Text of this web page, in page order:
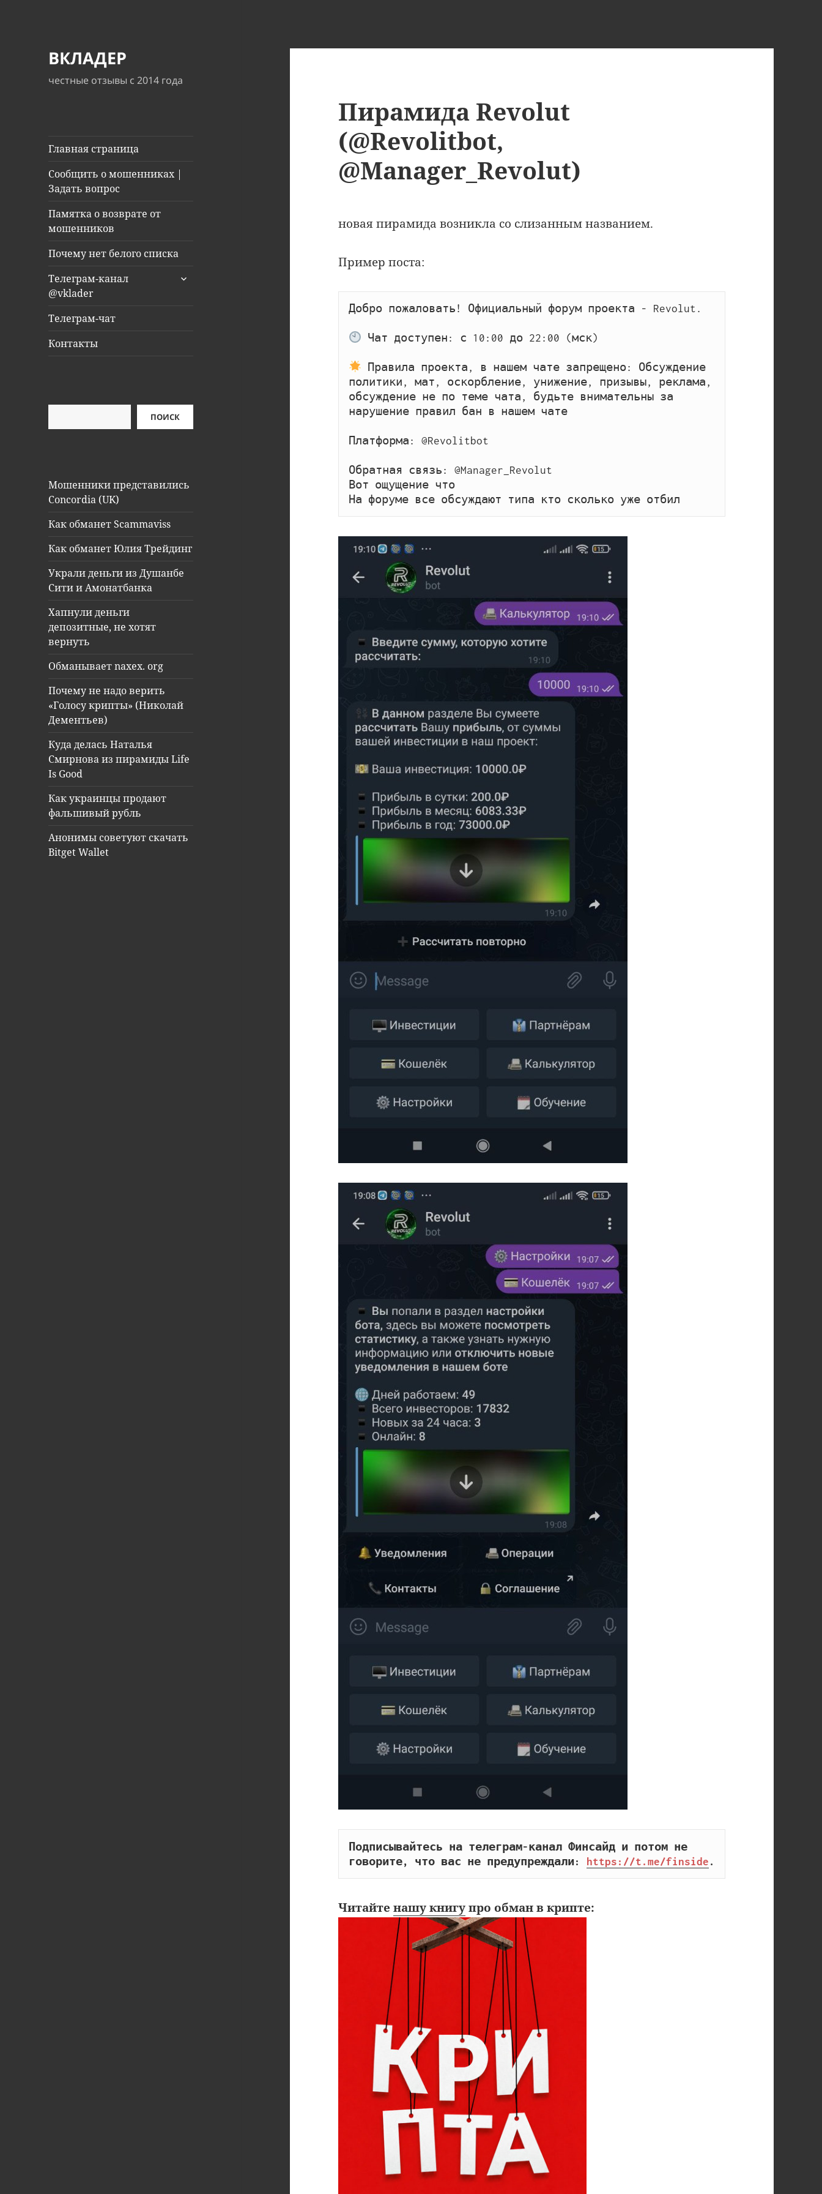
ВКЛАДЕР
честные отзывы с 2014 года
Главная страница
Сообщить о мошенниках |
Задать вопрос
Памятка о возврате от
мошенников
Почему нет белого списка
Телеграм-канал
@vklader
раскрыть
Телеграм-чат
Контакты
ПОИСК
Мошенники представились
Concordia (UK)
Как обманет Scammaviss
Как обманет Юлия Трейдинг
Украли деньги из Душанбе
Сити и Амонатбанка
Хапнули деньги
депозитные, не хотят
вернуть
Обманывает naxex. org
Почему не надо верить
«Голосу крипты» (Николай
Дементьев)
Куда делась Наталья
Смирнова из пирамиды Life
Is Good
Как украинцы продают
фальшивый рубль
Анонимы советуют скачать
Bitget Wallet
Пирамида Revolut
(@Revolitbot,
@Manager_Revolut)
новая пирамида возникла со слизанным названием.
Пример поста:
Добро пожаловать! Официальный форум проекта - Revolut.
Чат доступен: с 10:00 до 22:00 (мск)
Правила проекта, в нашем чате запрещено: Обсуждение
политики, мат, оскорбление, унижение, призывы, реклама,
обсуждение не по теме чата, будьте внимательны за
нарушение правил бан в нашем чате
Платформа: @Revolitbot
Обратная связь: @Manager_Revolut
Вот ощущение что
На форуме все обсуждают типа кто сколько уже отбил
Подписывайтесь на телеграм-канал Финсайд и потом не
говорите, что вас не предупреждали: https://t.me/finside .
Читайтенашу книгупро обман в крипте: